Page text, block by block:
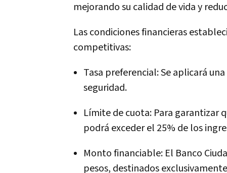
mejorando su calidad de vida y
Las condiciones financieras
competitivas:
Tasa preferencial: Se aplicará
seguridad.
Límite de cuota: Para garantizar
podrá exceder el 25% de los
Monto financiable: El Banco
pesos, destinados